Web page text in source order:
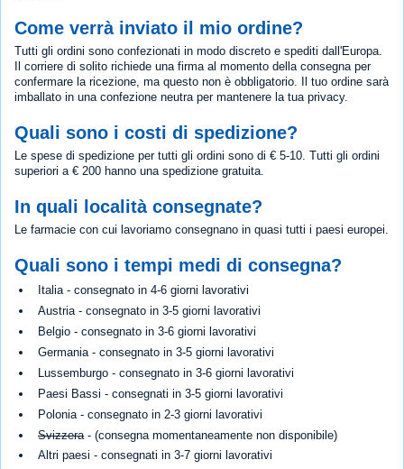
Come verrà inviato il mio ordine?
Tutti gli ordini sono confezionati in modo discreto e spediti dall'Europa.
Il corriere di solito richiede una firma al momento della consegna per
confermare la ricezione, ma questo non è obbligatorio. Il tuo ordine sarà
imballato in una confezione neutra per mantenere la tua privacy.
Quali sono i costi di spedizione?
Le spese di spedizione per tutti gli ordini sono di € 5-10. Tutti gli ordini
superiori a € 200 hanno una spedizione gratuita.
In quali località consegnate?
Le farmacie con cui lavoriamo consegnano in quasi tutti i paesi europei.
Quali sono i tempi medi di consegna?
Italia - consegnato in 4-6 giorni lavorativi
Austria - consegnato in 3-5 giorni lavorativi
Belgio - consegnato in 3-6 giorni lavorativi
Germania - consegnato in 3-5 giorni lavorativi
Lussemburgo - consegnato in 3-6 giorni lavorativi
Paesi Bassi - consegnati in 3-5 giorni lavorativi
Polonia - consegnato in 2-3 giorni lavorativi
Svizzera - (consegna momentaneamente non disponibile)
Altri paesi - consegnati in 3-7 giorni lavorativi